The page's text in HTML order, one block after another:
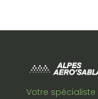
Votre spécialiste